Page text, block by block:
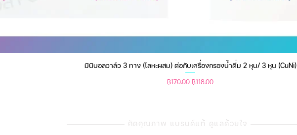
ดูข้อมูลด่วน
มินิบอลวาล์ว 3 ทาง (โลหะผสม) ต่อกับเครื่องกรองน้ำดื่ม 2 หุน/ 3 หุน (CuNi)
ราคาปกติ
฿170.00 ราคาขายลด
฿118.00
คัดคุณภาพ แบรนด์แท้ ดูแลด้วยใจ